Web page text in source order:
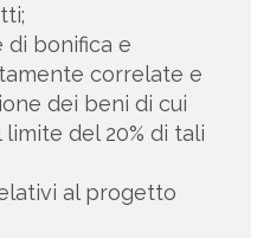
di bonifica e
correlate e
dei beni di cui
del 20% di tali
al progetto